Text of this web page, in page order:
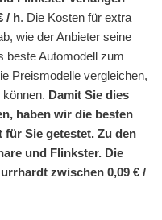
/ h. Die Kosten für extra
wie der Anbieter seine
beste Automodell zum
Preismodelle vergleichen,
Damit Sie dies
haben wir die besten
Sie getestet. Zu den
und Flinkster. Die
zwischen 0,09 € /